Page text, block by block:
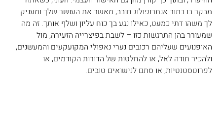
מבקר בו בתור אנתרופולוג חובב, מאשר את העושר שלך ומעניק
לך משהו דתי כמעט, כאילו נגע בך כוח עליון ושלף אותך. זה מה
שמעורר בהן התרגשות כזו – לשבת בפיצרייה הזעירה, מול
האופנועים שעליהם רכובים נערי נאפולי המקועקעים והמעשנים,
ולהכיר תודה לאל, או להחלטות של הדורות הקודמים, או
לפרוטסטנטיות, או סתם לנישואים טובים.